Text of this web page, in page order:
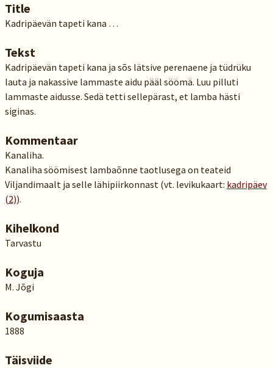
Title
Kadripäevän tapeti kana …
Tekst
Kadripäevän tapeti kana ja sõs lätsive perenaene ja tüdrüku
lauta ja nakassive lammaste aidu pääl söömä. Luu pilluti
lammaste aidusse. Sedä tetti sellepärast, et lamba hästi
siginas.
Kommentaar
Kanaliha.
Kanaliha söömisest lambaõnne taotlusega on teateid
Viljandimaalt ja selle lähipiirkonnast (vt. levikukaart: kadripäev
(2)).
Kihelkond
Tarvastu
Koguja
M. Jõgi
Kogumisaasta
1888
Täisviide